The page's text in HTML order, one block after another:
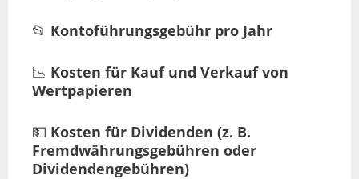
📂 Kontoführungsgebühr pro Jahr
📉 Kosten für Kauf und Verkauf von
Wertpapieren
💵 Kosten für Dividenden (z. B.
Fremdwährungsgebühren oder
Dividendengebühren)